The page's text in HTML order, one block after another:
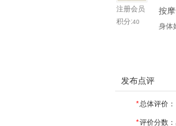
注册会员
积分:40
按
身体
发布点评
*总体评价：
*评价分数：